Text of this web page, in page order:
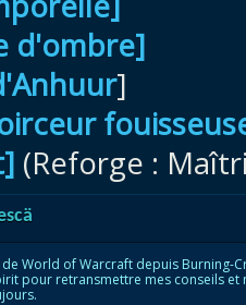
d'ombre]
]
(Reforge :
de World of Warcraft depuis Burning-
pour retransmettre mes conseils